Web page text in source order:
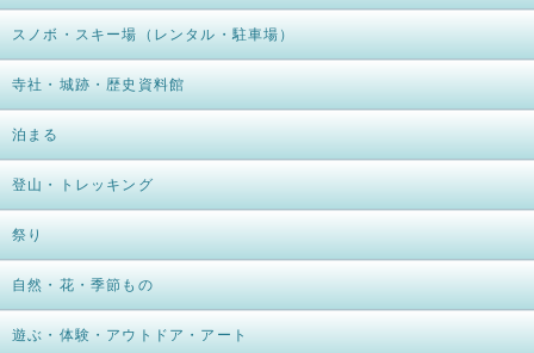
スノボ・スキー場（レンタル・駐車場）
寺社・城跡・歴史資料館
泊まる
登山・トレッキング
祭り
自然・花・季節もの
遊ぶ・体験・アウトドア・アート